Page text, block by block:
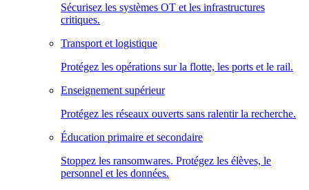
Sécurisez les systèmes OT et les infrastructures
critiques.
Transport et logistique
Protégez les opérations sur la flotte, les ports et le rail.
Enseignement supérieur
Protégez les réseaux ouverts sans ralentir la recherche.
Éducation primaire et secondaire
Stoppez les ransomwares. Protégez les élèves, le
personnel et les données.